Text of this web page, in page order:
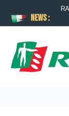
News :